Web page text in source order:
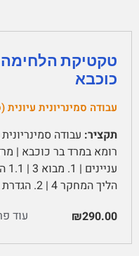
טקטיקת
כוכבא
עבודה סמינריונית עיונית
תקציר: עבודה
הליך המחקר 4 | 2. הגדרת …
₪290.00
עוד